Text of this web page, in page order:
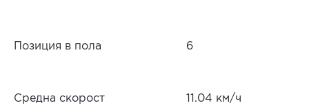
Позиция в пола 6
Средна скорост 11.04 км/ч